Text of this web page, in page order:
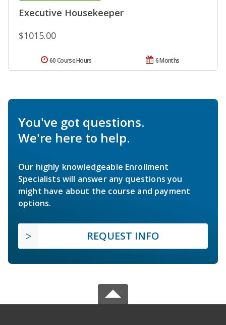
Executive Housekeeper
$1015.00
6 Months
60 Course Hours
You've got questions.
We're here to help.
Our highly knowledgeable Enrollment
Specialists will answer any questions you
might have about the course and payment
options.
REQUEST INFO